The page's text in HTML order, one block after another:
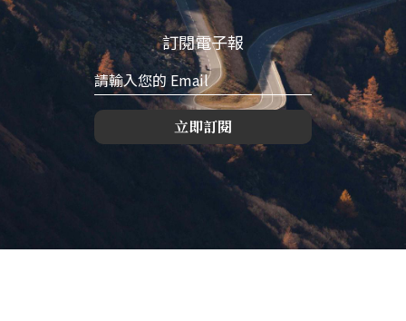
訂閱電子報
立即訂閱